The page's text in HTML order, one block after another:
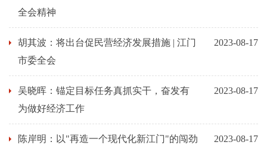
全会精神
胡其波：将出台促民营经济发展措施 | 江门
市委全会
2023-08-17
吴晓晖：锚定目标任务真抓实干，奋发有
为做好经济工作
2023-08-17
陈岸明：以"再造一个现代化新江门"的闯劲
2023-08-17